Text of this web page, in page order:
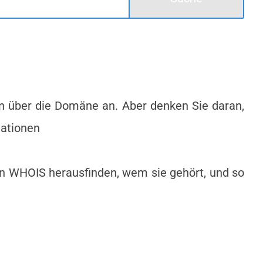
die Domäne an. Aber denken Sie daran,
herausfinden, wem sie gehört, und so